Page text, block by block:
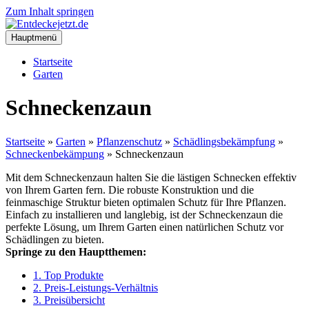
Zum Inhalt springen
Hauptmenü
Startseite
Garten
Schneckenzaun
Startseite » Garten » Pflanzenschutz » Schädlingsbekämpfung »
Schneckenbekämpung » Schneckenzaun
Mit dem Schneckenzaun halten Sie die lästigen Schnecken effektiv
von Ihrem Garten fern. Die robuste Konstruktion und die
feinmaschige Struktur bieten optimalen Schutz für Ihre Pflanzen.
Einfach zu installieren und langlebig, ist der Schneckenzaun die
perfekte Lösung, um Ihrem Garten einen natürlichen Schutz vor
Schädlingen zu bieten.
Springe zu den Hauptthemen:
1. Top Produkte
2. Preis-Leistungs-Verhältnis
3. Preisübersicht